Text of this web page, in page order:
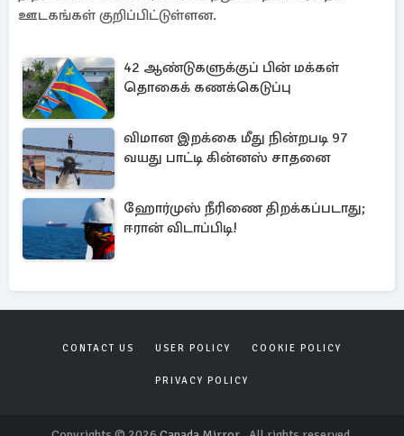
ஊடகங்கள் குறிப்பிட்டுள்ளன.
42 ஆண்டுகளுக்குப் பின் மக்கள்
தொகைக் கணக்கெடுப்பு
விமான இறக்கை மீது நின்றபடி 97
வயது பாட்டி கின்னஸ் சாதனை
ஹோர்முஸ் நீரிணை திறக்கப்படாது;
ஈரான் விடாப்பிடி!
CONTACT US USER POLICY COOKIE POLICY
PRIVACY POLICY